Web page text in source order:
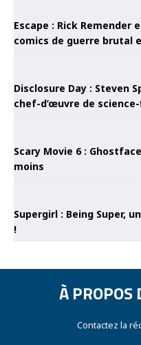
Escape : Rick Remender
comics de guerre brutal
Disclosure Day : Steven
chef-d’œuvre de
Scary Movie 6 :
moins
Supergirl : Being Super,
!
À PROPOS
Contactez la